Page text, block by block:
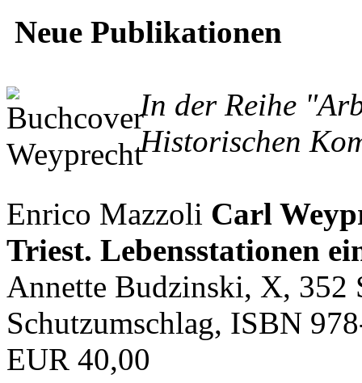
Neue Publikationen
In der Reihe
Historischen
Enrico Mazzoli Carl
Triest. Lebensstationen
Annette Budzinski, X, 352
Schutzumschlag, ISBN
EUR 40,00